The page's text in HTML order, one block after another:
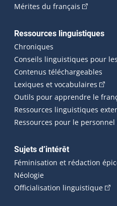
Mérites du français (Cet
Ressources linguistiques
Chroniques
Conseils linguistiques pour
Contenus téléchargeables
Lexiques et vocabulaires (Cet
Outils pour apprendre le
Ressources linguistiques
Ressources pour le
Sujets d’intérêt
Féminisation et rédaction
Néologie
Officialisation linguistique